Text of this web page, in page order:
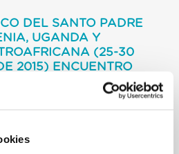
DEL SANTO PADRE
UGANDA Y
(25-30
2015) ENCUENTRO
Y EL CUERPO
DEL SANTO
DE LA